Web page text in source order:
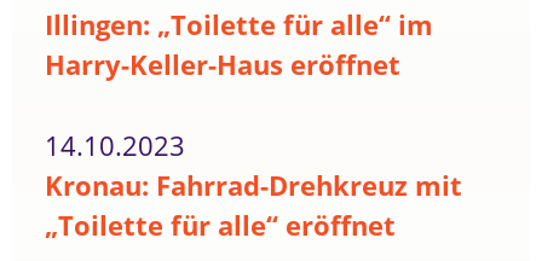
Illingen: „Toilette für alle“ im
Harry-Keller-Haus eröffnet
14.10.2023
Kronau: Fahrrad-Drehkreuz mit
„Toilette für alle“ eröffnet